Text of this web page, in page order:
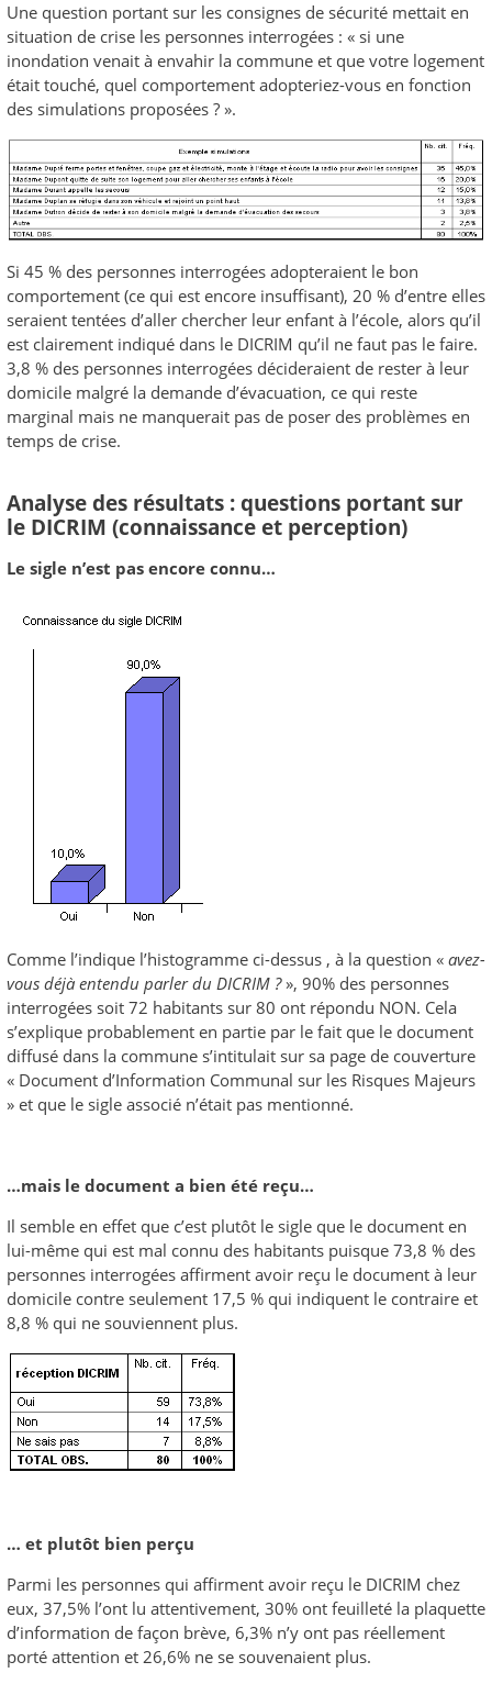
Une question portant sur les consignes de sécurité mettait en
situation de crise les personnes interrogées : « si une
inondation venait à envahir la commune et que votre logement
était touché, quel comportement adopteriez-vous en fonction
des simulations proposées ? ».
Si 45 % des personnes interrogées adopteraient le bon
comportement (ce qui est encore insuffisant), 20 % d’entre elles
seraient tentées d’aller chercher leur enfant à l’école, alors qu’il
est clairement indiqué dans le DICRIM qu’il ne faut pas le faire.
3,8 % des personnes interrogées décideraient de rester à leur
domicile malgré la demande d’évacuation, ce qui reste
marginal mais ne manquerait pas de poser des problèmes en
temps de crise.
Analyse des résultats : questions portant sur
le DICRIM (connaissance et perception)
Le sigle n’est pas encore connu…
Comme l’indique l’histogramme ci-dessus , à la question « avez-
vous déjà entendu parler du DICRIM ?», 90% des personnes
interrogées soit 72 habitants sur 80 ont répondu NON. Cela
s’explique probablement en partie par le fait que le document
diffusé dans la commune s’intitulait sur sa page de couverture
« Document d’Information Communal sur les Risques Majeurs
» et que le sigle associé n’était pas mentionné.
…mais le document a bien été reçu…
Il semble en effet que c’est plutôt le sigle que le document en
lui-même qui est mal connu des habitants puisque 73,8 % des
personnes interrogées affirment avoir reçu le document à leur
domicile contre seulement 17,5 % qui indiquent le contraire et
8,8 % qui ne souviennent plus.
… et plutôt bien perçu
Parmi les personnes qui affirment avoir reçu le DICRIM chez
eux, 37,5% l’ont lu attentivement, 30% ont feuilleté la plaquette
d’information de façon brève, 6,3% n’y ont pas réellement
porté attention et 26,6% ne se souvenaient plus.